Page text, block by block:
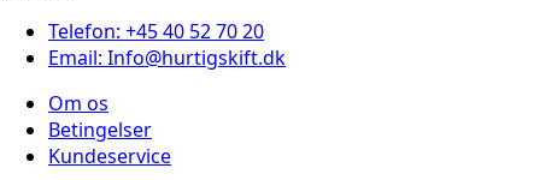
Telefon: +45 40 52 70 20
Email: Info@hurtigskift.dk
Om os
Betingelser
Kundeservice